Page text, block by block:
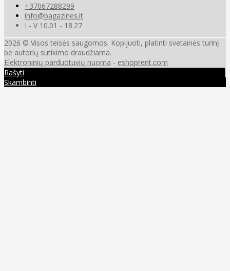
+37067288299
info@bagazines.lt
I - V 10.01 - 18.27
2026 © Visos teisės saugomos. Kopijuoti, platinti svetainės turinį
be autorių sutikimo draudžiama.
Elektroninių parduotuvių nuoma - eshoprent.com
Rašyti
Skambinti